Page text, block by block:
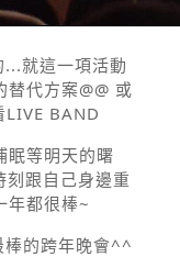
就這一項活動
代方案@@ 或
LIVE BAND
眠等明天的曙
刻跟自己身邊重
年都很棒~
棒的跨年晚會^^